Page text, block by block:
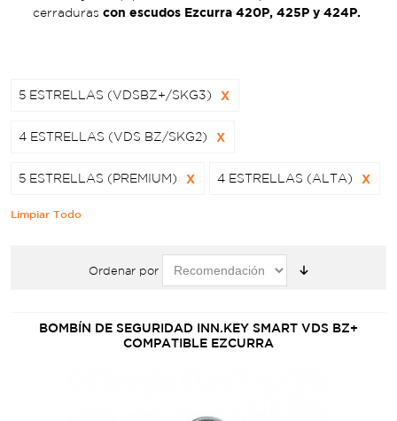
cerraduras con escudos Ezcurra 420P, 425P y 424P.
5 ESTRELLAS (VDSBZ+/SKG3) X
4 ESTRELLAS (VDS BZ/SKG2) X
5 ESTRELLAS (PREMIUM) X 4 ESTRELLAS (ALTA) X
Limpiar Todo
Ordenar por
BOMBÍN DE SEGURIDAD INN.KEY SMART VDS BZ+
COMPATIBLE EZCURRA